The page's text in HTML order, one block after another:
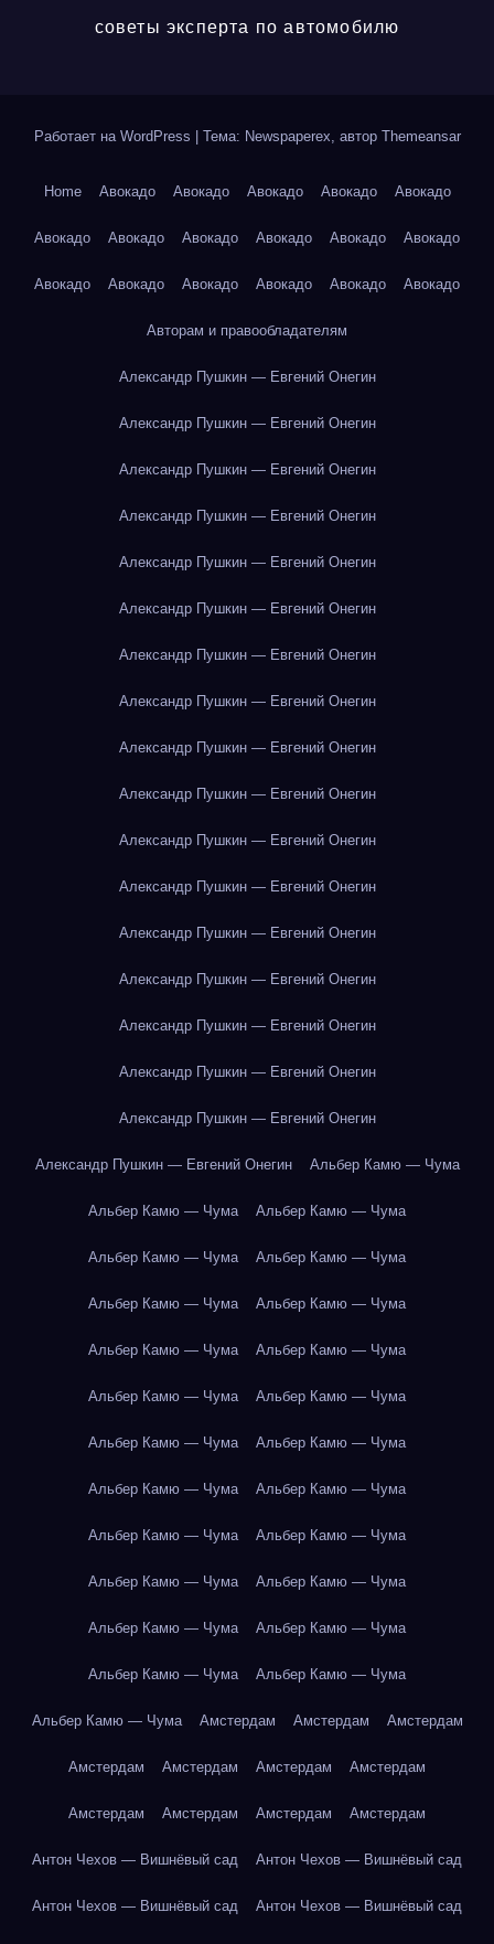
советы эксперта по автомобилю
Работает на WordPress Тема: Newspaperex, автор Themeansar
Home Авокадо Авокадо Авокадо Авокадо Авокадо
Авокадо Авокадо Авокадо Авокадо Авокадо Авокадо
Авокадо Авокадо Авокадо Авокадо Авокадо Авокадо
Авторам и правообладателям
Александр Пушкин — Евгений Онегин
Александр Пушкин — Евгений Онегин
Александр Пушкин — Евгений Онегин
Александр Пушкин — Евгений Онегин
Александр Пушкин — Евгений Онегин
Александр Пушкин — Евгений Онегин
Александр Пушкин — Евгений Онегин
Александр Пушкин — Евгений Онегин
Александр Пушкин — Евгений Онегин
Александр Пушкин — Евгений Онегин
Александр Пушкин — Евгений Онегин
Александр Пушкин — Евгений Онегин
Александр Пушкин — Евгений Онегин
Александр Пушкин — Евгений Онегин
Александр Пушкин — Евгений Онегин
Александр Пушкин — Евгений Онегин
Александр Пушкин — Евгений Онегин
Александр Пушкин — Евгений Онегин Альбер Камю — Чума
Альбер Камю — Чума Альбер Камю — Чума
Альбер Камю — Чума Альбер Камю — Чума
Альбер Камю — Чума Альбер Камю — Чума
Альбер Камю — Чума Альбер Камю — Чума
Альбер Камю — Чума Альбер Камю — Чума
Альбер Камю — Чума Альбер Камю — Чума
Альбер Камю — Чума Альбер Камю — Чума
Альбер Камю — Чума Альбер Камю — Чума
Альбер Камю — Чума Альбер Камю — Чума
Альбер Камю — Чума Альбер Камю — Чума
Альбер Камю — Чума Альбер Камю — Чума
Альбер Камю — Чума Амстердам Амстердам Амстердам
Амстердам Амстердам Амстердам Амстердам
Амстердам Амстердам Амстердам Амстердам
Антон Чехов — Вишнёвый сад Антон Чехов — Вишнёвый сад
Антон Чехов — Вишнёвый сад Антон Чехов — Вишнёвый сад